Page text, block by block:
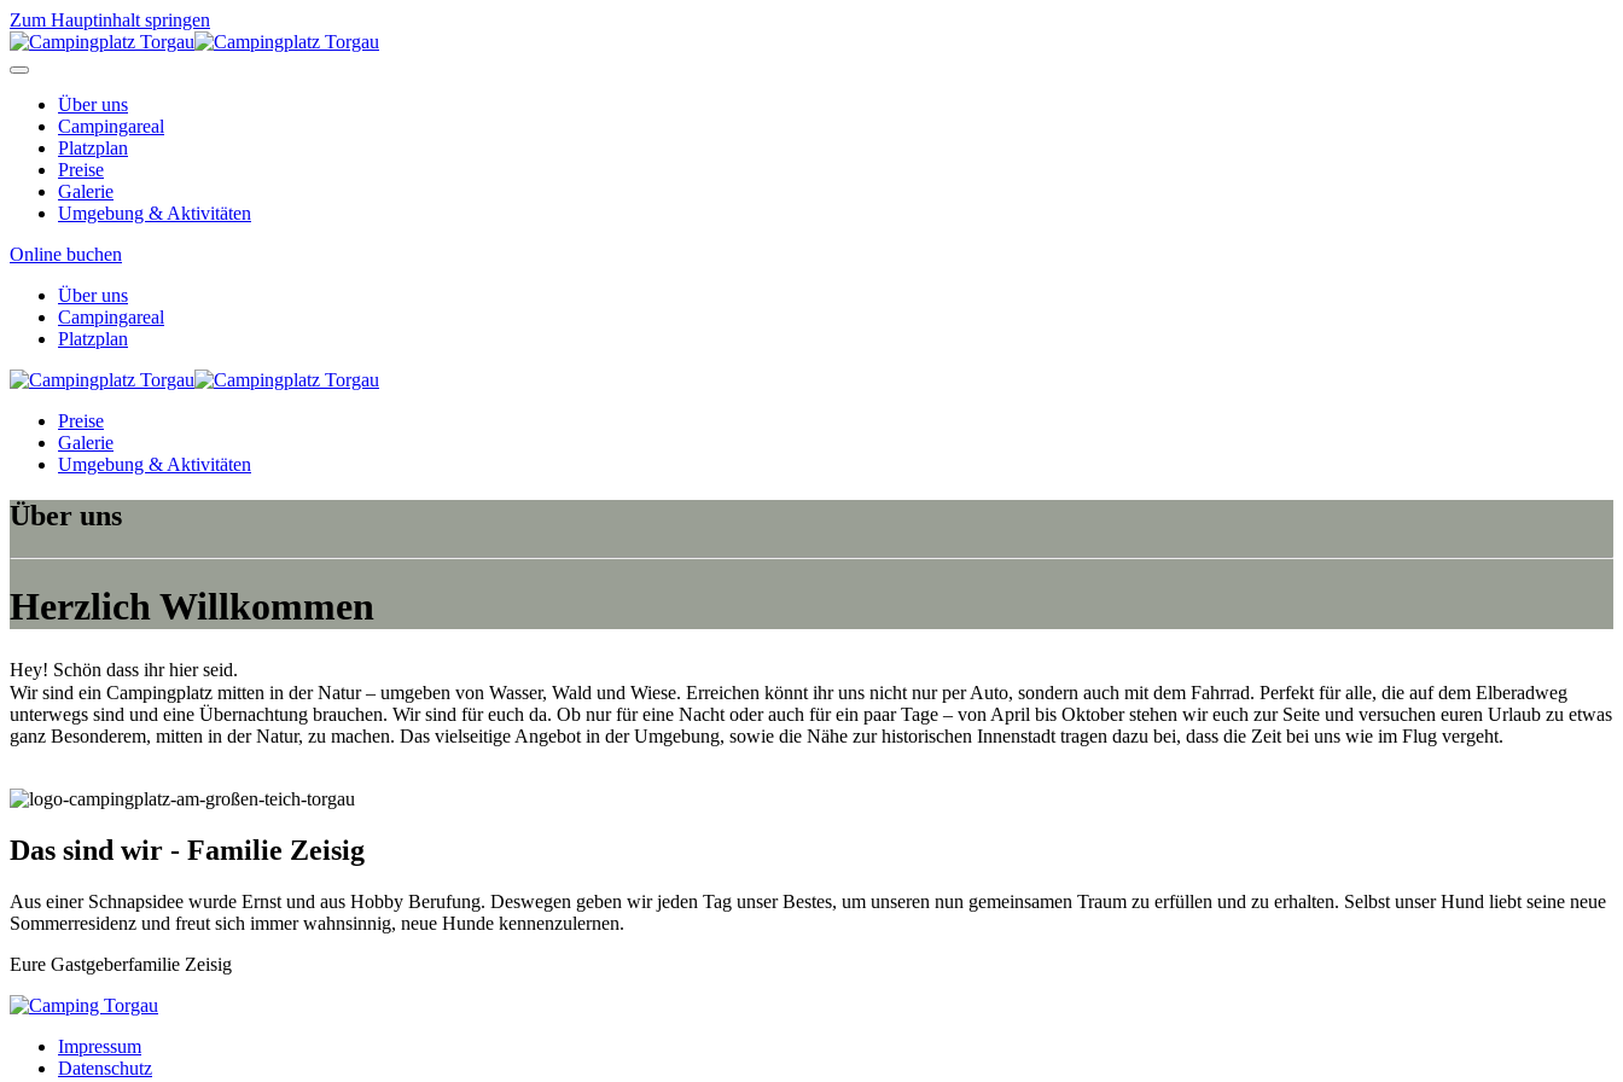
Zum Hauptinhalt springen
Über uns
Campingareal
Platzplan
Preise
Galerie
Umgebung & Aktivitäten
Online buchen
Über uns
Campingareal
Platzplan
Preise
Galerie
Umgebung & Aktivitäten
Über uns
Herzlich Willkommen
Hey! Schön dass ihr hier seid.
Wir sind ein Campingplatz mitten in der Natur – umgeben von Wasser, Wald und Wiese. Erreichen könnt ihr uns nicht nur per Auto, sondern auch mit dem Fahrrad. Perfekt für alle, die auf dem Elberadweg
unterwegs sind und eine Übernachtung brauchen. Wir sind für euch da. Ob nur für eine Nacht oder auch für ein paar Tage – von April bis Oktober stehen wir euch zur Seite und versuchen euren Urlaub zu etwas
ganz Besonderem, mitten in der Natur, zu machen. Das vielseitige Angebot in der Umgebung, sowie die Nähe zur historischen Innenstadt tragen dazu bei, dass die Zeit bei uns wie im Flug vergeht.
Das sind wir - Familie Zeisig
Aus einer Schnapsidee wurde Ernst und aus Hobby Berufung. Deswegen geben wir jeden Tag unser Bestes, um unseren nun gemeinsamen Traum zu erfüllen und zu erhalten. Selbst unser Hund liebt seine neue
Sommerresidenz und freut sich immer wahnsinnig, neue Hunde kennenzulernen.
Eure Gastgeberfamilie Zeisig
Impressum
Datenschutz